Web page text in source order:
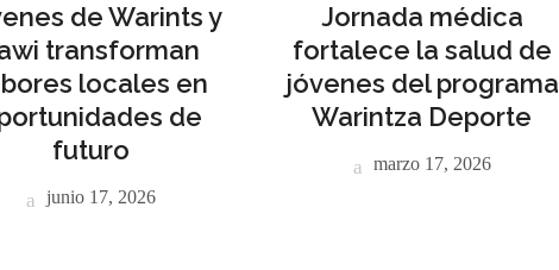
de Warints y
transforman
locales en
de
futuro
junio 17, 2026
Jornada médica
fortalece la salud de
jóvenes del programa
Warintza Deporte
marzo 17, 2026
PRINCIPAL